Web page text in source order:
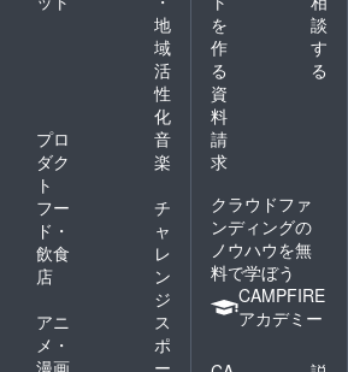
地
域
活
性
化
プロ
ダク
ト
音
楽
フー
ド・
飲食
店
チ
ャ
レ
ン
ジ
アニ
メ・
ス
ポ
を
作
る
談
す
る
資
料
請
求
クラウドファ
ンディングの
ノウハウを無
料で学ぼう
CAMPFIRE
アカデミー